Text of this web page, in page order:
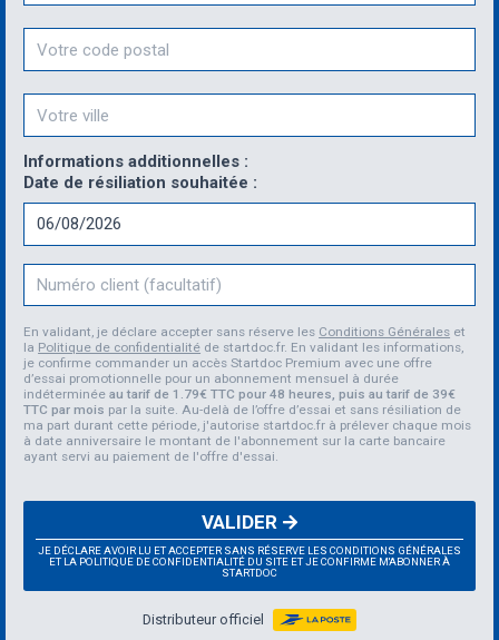
Informations additionnelles :
Date de résiliation souhaitée :
Numéro client
En validant, je déclare accepter sans réserve les Conditions Générales et
la Politique de confidentialité de startdoc.fr. En validant les informations,
je confirme commander un accès Startdoc Premium avec une offre
d’essai promotionnelle pour un abonnement mensuel à durée
indéterminéeau tarif de 1.79€ TTC pour 48 heures, puis au tarif de 39€
TTC par mois par la suite. Au-delà de l’offre d’essai et sans résiliation de
ma part durant cette période, j'autorise startdoc.fr à prélever chaque mois
à date anniversaire le montant de l'abonnement sur la carte bancaire
ayant servi au paiement de l'offre d'essai.
JE DÉCLARE AVOIR LU ET ACCEPTER SANS RÉSERVE LES CONDITIONS GÉNÉRALES
ET LA POLITIQUE DE CONFIDENTIALITÉ DU SITE ET JE CONFIRME M'ABONNER À
STARTDOC
VALIDER
Distributeur officiel